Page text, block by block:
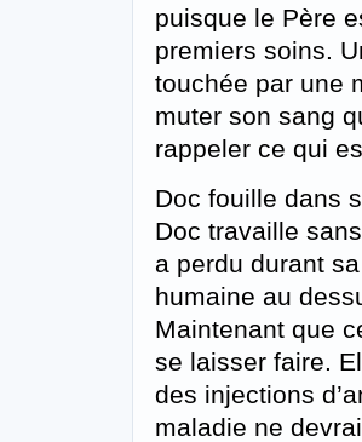
puisque le Père
premiers soins.
touchée par une
muter son sang
rappeler ce qui
Doc fouille dans
Doc travaille
a perdu durant
humaine au
Maintenant que
se laisser faire.
des injections
maladie ne